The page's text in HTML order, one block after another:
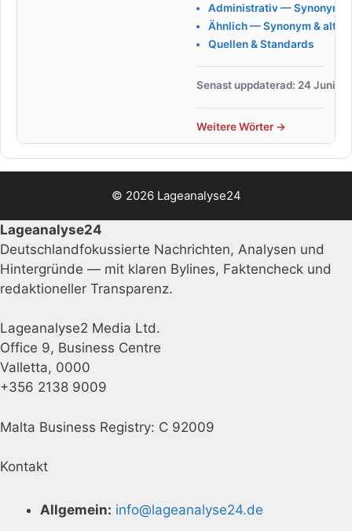
Administrativ — Synonym
Ähnlich — Synonym &
Quellen & Standards
Senast uppdaterad: 24 Juni
Weitere Wörter →
© 2026 Lageanalyse24
Lageanalyse24
Deutschlandfokussierte Nachrichten, Analysen und
Hintergründe — mit klaren Bylines, Faktencheck und
redaktioneller Transparenz.
Lageanalyse2 Media Ltd.
Office 9, Business Centre
Valletta, 0000
+356 2138 9009
Malta Business Registry: C 92009
Kontakt
Allgemein: info@lageanalyse24.de